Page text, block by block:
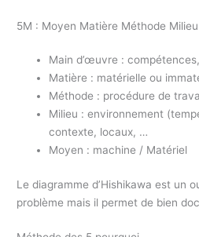
5M : Moyen Matière Méthode
Main d’œuvre :
Matière : matérielle ou
Méthode : procédure de
Milieu : environnement
contexte, locaux, …
Moyen : machine / Matériel
Le diagramme d’Hishikawa est un
problème mais il permet de bien